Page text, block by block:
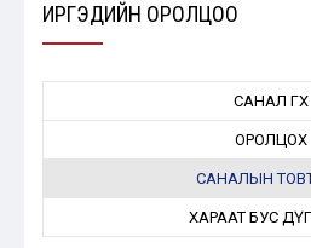
ИРГЭДИЙН ОРОЛЦОО
САНАЛ ӨГӨХ
ОРОЛЦОХ
САНАЛЫН
ХАРААТ БУС